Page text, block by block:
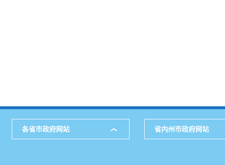
各省市政府网站 省内州市政府网站